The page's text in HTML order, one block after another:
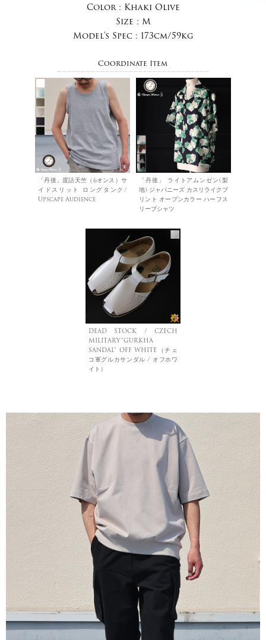
Color : Khaki Olive
Size : M
Model's Spec : 173cm/59kg
Coordinate Item
「丹後」度詰天竺（6オンス）サ
イドスリット ロングタンク/
Upscape Audience
「丹後」 ライトアムンゼン(梨
地) ジャパニーズ カスリライクプ
リント オープンカラー ハーフス
リーブシャツ
DEAD STOCK / CZECH
MILITARY”GURKHA
SANDAL” OFF WHITE（チェ
コ軍グルカサンダル / オフホワ
イト）